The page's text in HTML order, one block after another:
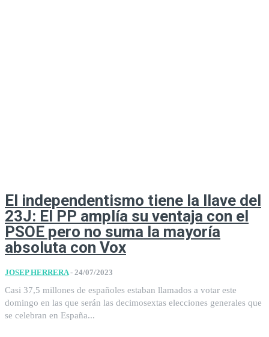
El independentismo tiene la llave del
23J: El PP amplía su ventaja con el
PSOE pero no suma la mayoría
absoluta con Vox
JOSEP HERRERA - 24/07/2023
Casi 37,5 millones de españoles estaban llamados a votar este
domingo en las que serán las decimosextas elecciones generales que
se celebran en España...